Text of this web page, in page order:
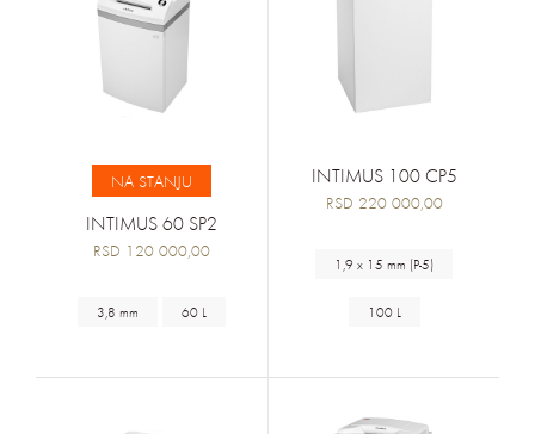
NA STANJU
INTIMUS 60 SP2
RSD 120 000,00
3,8 mm 60 L
INTIMUS 100 CP5
RSD 220 000,00
1,9 x 15 mm (P-5)
100 L